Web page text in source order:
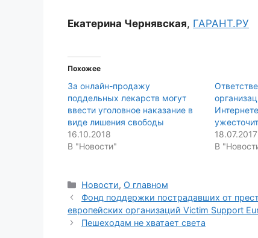
Екатерина Чернявская, ГАРАНТ.РУ
Похожее
За онлайн-продажу
поддельных лекарств могут
ввести уголовное наказание в
виде лишения свободы
16.10.2018
В "Новости"
18.07.2017
В
Categories
Новости, О главном
Фонд поддержки пострадавших от
европейских организаций Victim Support
Пешеходам не хватает света